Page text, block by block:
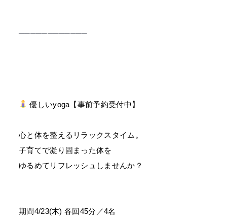
────────────⁡⁡
優しいyoga【事前予約受付中】
心と体を整えるリラックスタイム。
子育てで凝り固まった体を
ゆるめてリフレッシュしませんか？
期間4/23(木) 各回45分／4名